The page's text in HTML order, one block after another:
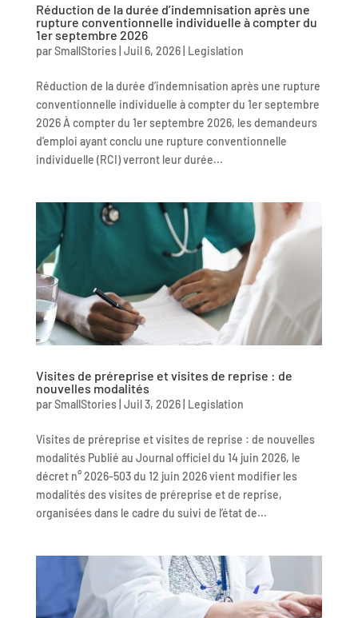
Réduction de la durée d’indemnisation après une
rupture conventionnelle individuelle à compter du
1er septembre 2026
parSmallStories| Juil 6, 2026| Legislation
Réduction de la durée d’indemnisation après une rupture
conventionnelle individuelle à compter du 1er septembre
2026 À compter du 1er septembre 2026, les demandeurs
d’emploi ayant conclu une rupture conventionnelle
individuelle (RCI) verront leur durée...
Visites de préreprise et visites de reprise : de
nouvelles modalités
parSmallStories| Juil 3, 2026| Legislation
Visites de préreprise et visites de reprise : de nouvelles
modalités Publié au Journal officiel du 14 juin 2026, le
décret n° 2026-503 du 12 juin 2026 vient modifier les
modalités des visites de préreprise et de reprise,
organisées dans le cadre du suivi de l’état de...